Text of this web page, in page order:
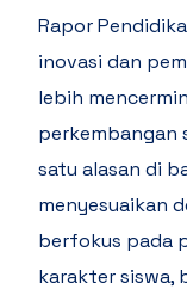
Rapor
inovasi dan
lebih
perkembangan
satu alasan di
menyesuaikan
berfokus pada
karakter siswa,